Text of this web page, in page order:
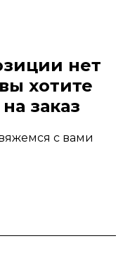
нет
хотите
заказ
с вами